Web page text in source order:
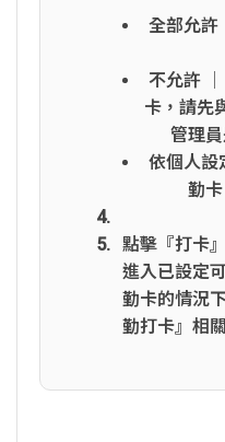
全部允
不允許 │
卡，請先
管理
依個人
勤卡
點擊『打卡
進入已設定
勤卡的情況
勤打卡』相